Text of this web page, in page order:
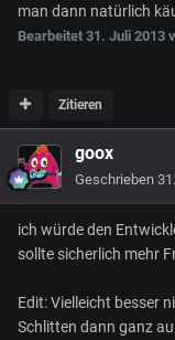
man dann natürlich
Bearbeitet 31. Juli 2013
Zitieren
goox
Geschrieben
ich würde den
sollte sicherlich mehr
Edit: Vielleicht besser
Schlitten dann ganz